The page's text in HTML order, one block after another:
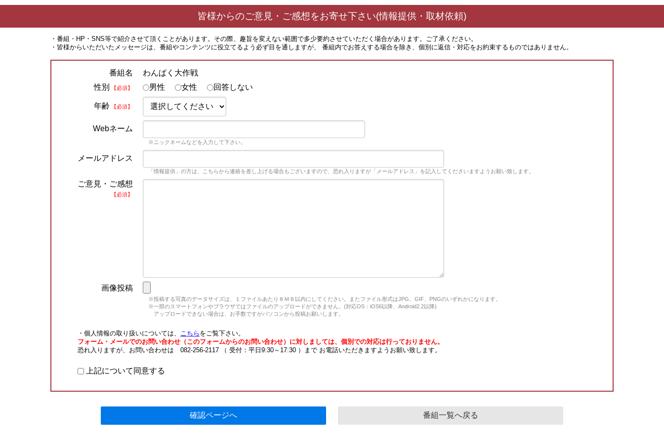
皆様からのご意見・ご感想をお寄せ下さい(情報提供・取材依頼)
・番組・HP・SNS等で紹介させて頂くことがあります。その際、趣旨を変えない範囲で多少要約させていただく場合があります。ご了承ください。
・皆様からいただいたメッセージは、番組やコンテンツに役立てるよう必ず目を通しますが、 番組内でお答えする場合を除き、個別に返信・対応をお約束するものではありません。
番組名
わんぱく大作戦
性別
【必須】 男性 女性 回答しない
年齢 【必須】
Webネーム
※ニックネームなどを入力して下さい。
メールアドレス
「情報提供」の方は、こちらから連絡を差し上げる場合もございますので、恐れ入りますが「メールアドレス」を記入してくださいますようお願い致します。
ご意見・ご感想
【必須】
画像投稿
※投稿する写真のデータサイズは、１ファイルあたり８ＭＢ以内にしてください。またファイル形式はJPG、GIF、PNGのいずれかになります。
※一部のスマートフォンやブラウザではファイルのアップロードができません。(対応OS：iOS6以降、Android2.2以降)
アップロードできない場合は、お手数ですがパソコンから投稿お願いします。
・個人情報の取り扱いについては、 こちら をご覧下さい。
フォーム・メールでのお問い合わせ（このフォームからのお問い合わせ）に対しましては、個別での対応は行っておりません。
恐れ入りますが、お問い合わせは 082-256-2117 （ 受付：平日9:30～17:30 ）まで お電話いただきますようお願い致します。
上記について同意する
確認ページへ 番組一覧へ戻る